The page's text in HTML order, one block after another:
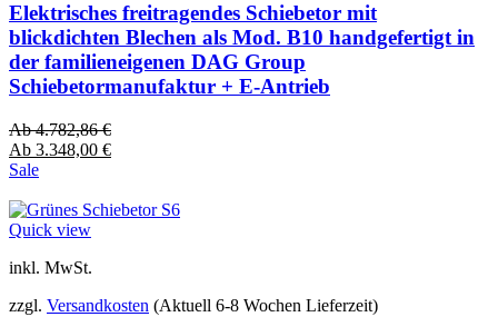
Elektrisches freitragendes Schiebetor mit
blickdichten Blechen als Mod. B10 handgefertigt in
der familieneigenen DAG Group
Schiebetormanufaktur + E-Antrieb
Ab4.782,86€
Ab 3.348,00 €
Sale
Quick view
inkl. MwSt.
zzgl. Versandkosten (Aktuell 6-8 Wochen Lieferzeit)